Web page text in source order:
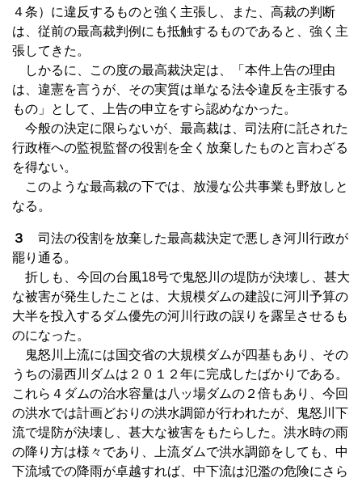
４条）に違反するものと強く主張し、また、高裁の判断
は、従前の最高裁判例にも抵触するものであると、強く主
張してきた。
しかるに、この度の最高裁決定は、「本件上告の理由
は、違憲を言うが、その実質は単なる法令違反を主張する
もの」として、上告の申立をすら認めなかった。
今般の決定に限らないが、最高裁は、司法府に託された
行政権への監視監督の役割を全く放棄したものと言わざる
を得ない。
このような最高裁の下では、放漫な公共事業も野放しと
なる。
３
司法の役割を放棄した最高裁決定で悪しき河川行政が
罷り通る。
折しも、今回の台風18号で鬼怒川の堤防が決壊し、甚大
な被害が発生したことは、大規模ダムの建設に河川予算の
大半を投入するダム優先の河川行政の誤りを露呈させるも
のになった。
鬼怒川上流には国交省の大規模ダムが四基もあり、その
うちの湯西川ダムは２０１２年に完成したばかりである。
これら４ダムの治水容量は八ッ場ダムの２倍もあり、今回
の洪水では計画どおりの洪水調節が行われたが、鬼怒川下
流で堤防が決壊し、甚大な被害をもたらした。洪水時の雨
の降り方は様々であり、上流ダムで洪水調節をしても、中
下流域での降雨が卓越すれば、中下流は氾濫の危険にさら